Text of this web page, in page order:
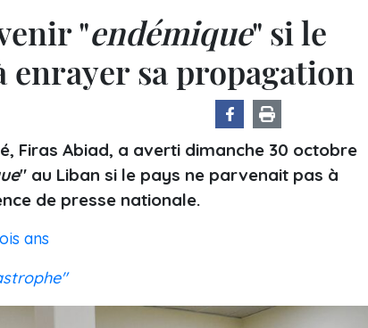
"endémique" si le
enrayer sa propagation
Firas Abiad, a averti dimanche 30 octobre
" au Liban si le pays ne parvenait pas à
de presse nationale.
ans